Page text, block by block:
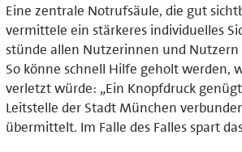
Eine zentrale Notrufsäule, die gut
vermittele ein stärkeres individuelles
stünde allen Nutzerinnen und
So könne schnell Hilfe geholt werden,
verletzt würde: „Ein Knopfdruck
Leitstelle der Stadt München
übermittelt. Im Falle des Falles spart